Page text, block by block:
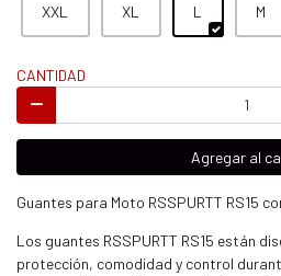
XXL XL L M
CANTIDAD
Agregar al
Guantes para Moto RSSPURTT RS15
Los guantes RSSPURTT RS15 están
protección, comodidad y control